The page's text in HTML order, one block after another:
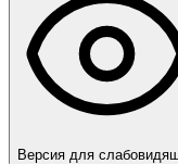
Версия для